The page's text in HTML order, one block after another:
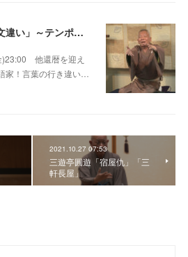
三遊亭遊雀「大工調べ／文違い」～テンポよくたたみかける語り口で人気・実力とも屈指！
)23:00 他還暦を迎え
家！言葉の行き違い…
2021.10.27 07:53
三遊亭圓遊「宿屋仇」「三
軒長屋」